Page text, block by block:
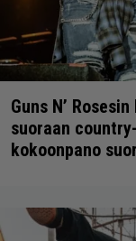
Guns N’
suoraan
kokoonpano